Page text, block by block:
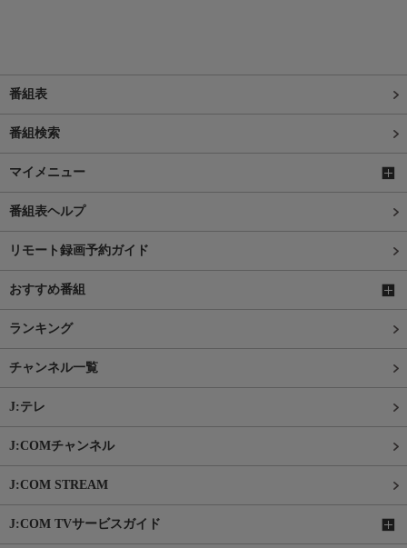
番組表
番組検索
マイメニュー
番組表ヘルプ
リモート録画予約ガイド
おすすめ番組
ランキング
チャンネル一覧
J:テレ
J:COMチャンネル
J:COM STREAM
J:COM TVサービスガイド